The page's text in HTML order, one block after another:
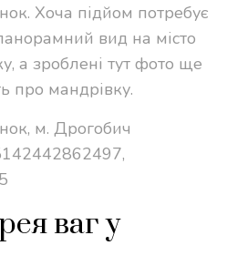
Хоча підйом потребує
вид на місто
а зроблені тут фото ще
про мандрівку.
м. Дрогобич
ваг у